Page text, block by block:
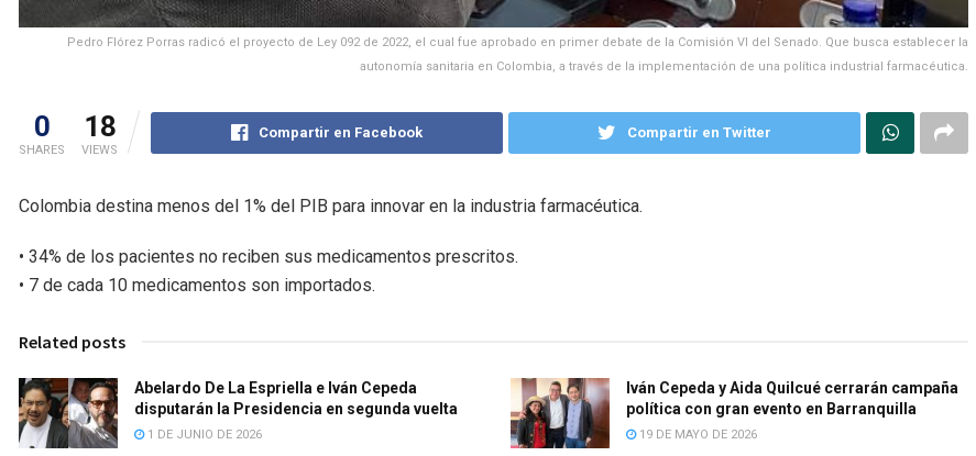
Pedro Flórez Porras radicó el proyecto de Ley 092 de 2022, el cual fue aprobado en primer debate de la Comisión VI del Senado. Que busca establecer la
autonomía sanitaria en Colombia, a través de la implementación de una política industrial farmacéutica.
0
SHARES
18
VIEWS
Compartir en Facebook Compartir en Twitter
Colombia destina menos del 1% del PIB para innovar en la industria farmacéutica.
• 34% de los pacientes no reciben sus medicamentos prescritos.
• 7 de cada 10 medicamentos son importados.
Related posts
Abelardo De La Espriella e Iván Cepeda
disputarán la Presidencia en segunda vuelta
1 DE JUNIO DE 2026
Iván Cepeda y Aida Quilcué cerrarán campaña
política con gran evento en Barranquilla
19 DE MAYO DE 2026